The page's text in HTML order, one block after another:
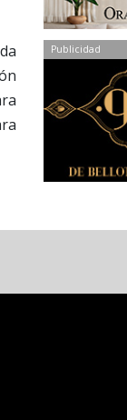
Publicidad